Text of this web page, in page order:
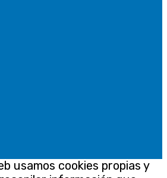
usamos cookies propias y